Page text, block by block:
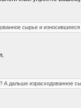
сырье и
А дальше израсходованное